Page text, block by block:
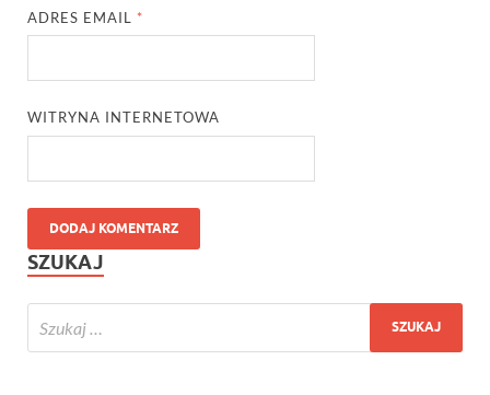
ADRES EMAIL *
WITRYNA INTERNETOWA
SZUKAJ